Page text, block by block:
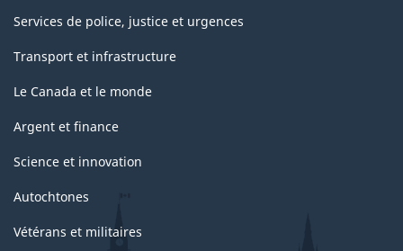
Services de police, justice et urgences
Transport et infrastructure
Le Canada et le monde
Argent et finance
Science et innovation
Autochtones
Vétérans et militaires